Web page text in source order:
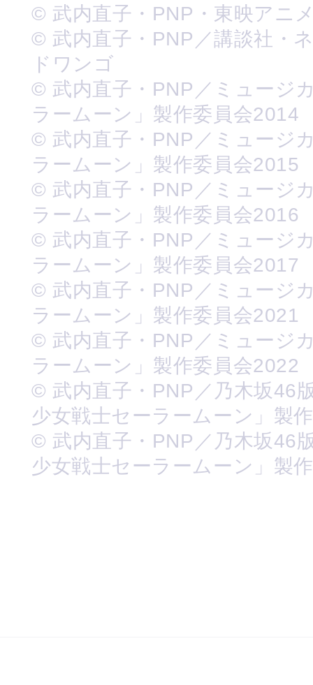
© 武内直子・PNP・東映アニ
© 武内直子・PNP／講談社・
ドワンゴ
© 武内直子・PNP／ミュージ
ラームーン」製作委員会2014
© 武内直子・PNP／ミュージ
ラームーン」製作委員会2015
© 武内直子・PNP／ミュージ
ラームーン」製作委員会2016
© 武内直子・PNP／ミュージ
ラームーン」製作委員会2017
© 武内直子・PNP／ミュージ
ラームーン」製作委員会2021
© 武内直子・PNP／ミュージ
ラームーン」製作委員会2022
© 武内直子・PNP／乃木坂46
少女戦士セーラームーン」製
© 武内直子・PNP／乃木坂46
少女戦士セーラームーン」製